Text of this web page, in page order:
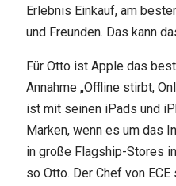
Erlebnis Einkauf, am
und Freunden. Das kann
Für Otto ist Apple das
Annahme „Offline stirbt,
ist mit seinen iPads und
Marken, wenn es um das
in große Flagship-Stores
so Otto. Der Chef von